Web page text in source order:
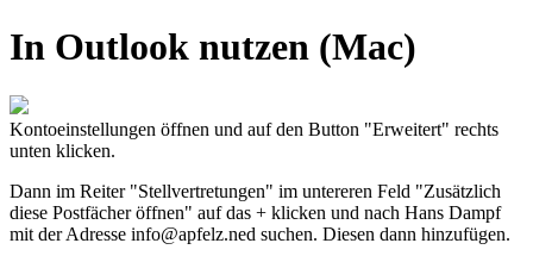
In Outlook nutzen (Mac)
Kontoeinstellungen öffnen und auf den Button "Erweitert" rechts
unten klicken.
Dann im Reiter "Stellvertretungen" im untereren Feld "Zusätzlich
diese Postfächer öffnen" auf das + klicken und nach Hans Dampf
mit der Adresse info@apfelz.ned suchen. Diesen dann hinzufügen.